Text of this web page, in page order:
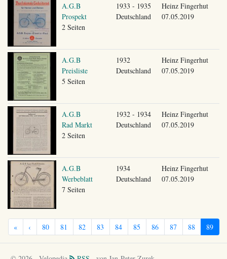
A.G.B
Prospekt
2 Seiten
1933 - 1935
Deutschland
Heinz Fingerhut
07.05.2019
A.G.B
Preisliste
5 Seiten
1932
Deutschland
Heinz Fingerhut
07.05.2019
A.G.B
Rad Markt
2 Seiten
1932 - 1934
Deutschland
Heinz Fingerhut
07.05.2019
A.G.B
Werbeblatt
7 Seiten
1934
Deutschland
Heinz Fingerhut
07.05.2019
« ‹ 80 81 82 83 84 85 86 87 88 89